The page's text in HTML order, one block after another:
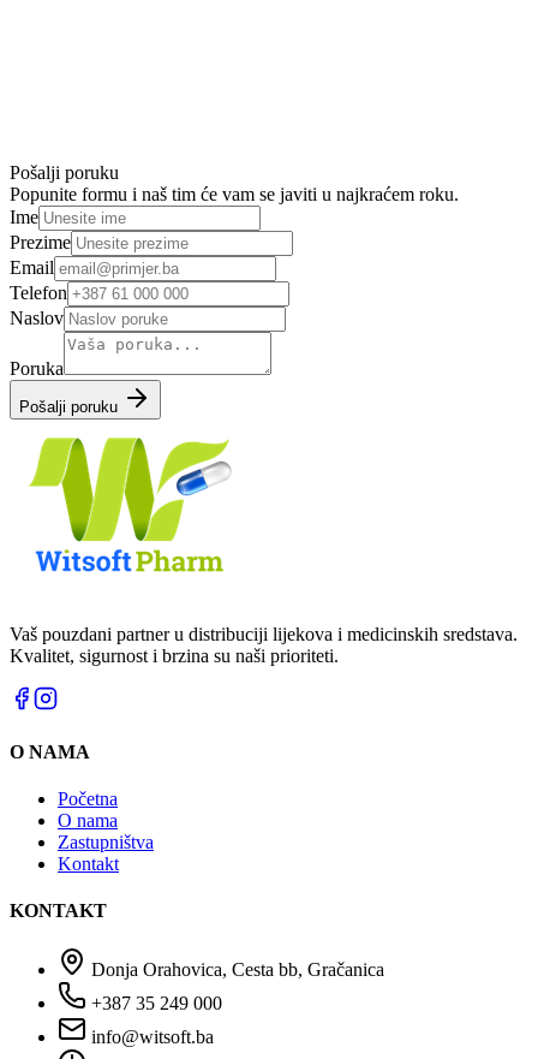
Pošalji poruku
Popunite formu i naš tim će vam se javiti u najkraćem roku.
Ime
Prezime
Email
Telefon
Naslov
Poruka
Pošalji poruku
Vaš pouzdani partner u distribuciji lijekova i medicinskih sredstava.
Kvalitet, sigurnost i brzina su naši prioriteti.
O NAMA
Početna
O nama
Zastupništva
Kontakt
KONTAKT
Donja Orahovica, Cesta bb, Gračanica
+387 35 249 000
info@witsoft.ba